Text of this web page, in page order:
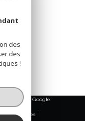
powered by Google
légales
des
des
!